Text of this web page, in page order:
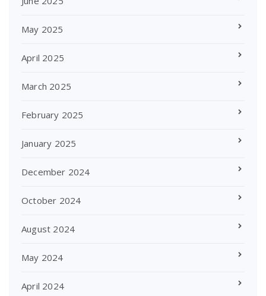
May 2025
April 2025
March 2025
February 2025
January 2025
December 2024
October 2024
August 2024
May 2024
April 2024